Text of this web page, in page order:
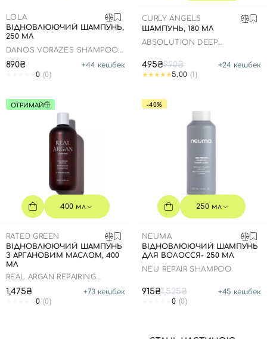
Креми для тіла з SPF
Мініатюри
Карбоксітерапія
Бʼюті гаджети
Автозасмага
Набори
Спеціальний догляд
Для дітей
Для чоловіків
Дезодоранти
Засоби для інтимної гігієни
Автозасмага для тіла
LOLA
ВІДНОВЛЮЮЧИЙ ШАМПУНЬ,
250 МЛ
DANOS VORAZES SHAMPOO
890₴ +44 кешбек
0 (0)
CURLY ANGELS
ШАМПУНЬ, 180 МЛ
ABSOLUTION DEEP
495₴990₴ +24 кешбек
5.00 (1)
ОТРИМАЙ
400 мл
RATED GREEN
ВІДНОВЛЮЮЧИЙ ШАМПУНЬ
З АРГАНОВИМ МАСЛОМ, 400
МЛ
REAL ARGAN REPAIRING
1,475₴ +73 кешбек
0 (0)
-40%
250 мл
NEUMA
ВІДНОВЛЮЮЧИЙ ШАМПУНЬ
ДЛЯ ВОЛОССЯ- 250 МЛ
NEU REPAIR SHAMPOO
915₴1,525₴ +45 кешбек
0 (0)